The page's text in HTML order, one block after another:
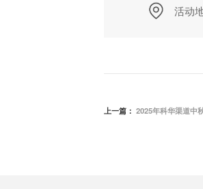
活动
上一篇： 2025年科华渠道中